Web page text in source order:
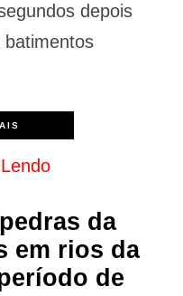
depois
batimentos
da
em rios da
de